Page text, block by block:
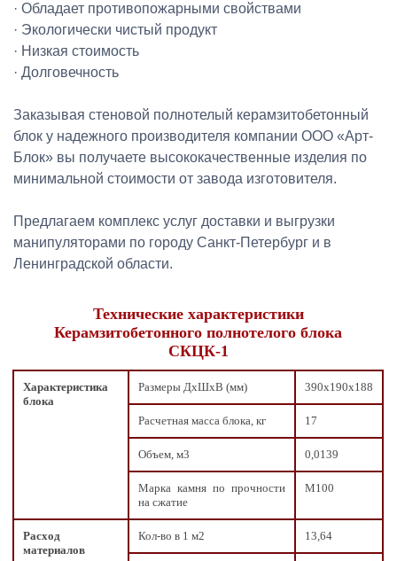
· Обладает противопожарными свойствами
· Экологически чистый продукт
· Низкая стоимость
· Долговечность
Заказывая стеновой полнотелый керамзитобетонный
блок у надежного производителя компании ООО «Арт-
Блок» вы получаете высококачественные изделия по
минимальной стоимости от завода изготовителя.
Предлагаем комплекс услуг доставки и выгрузки
манипуляторами по городу Санкт-Петербург и в
Ленинградской области.
Технические характеристики
Керамзитобетонного полнотелого блока
СКЦК-1
Характеристика
блока
Размеры ДxШxВ (мм) 390х190х188
Расчетная масса блока, кг 17
Объем, м3 0,0139
Марка камня по прочности
на сжатие
М100
Расход
материалов
Кол-во в 1 м2 13,64